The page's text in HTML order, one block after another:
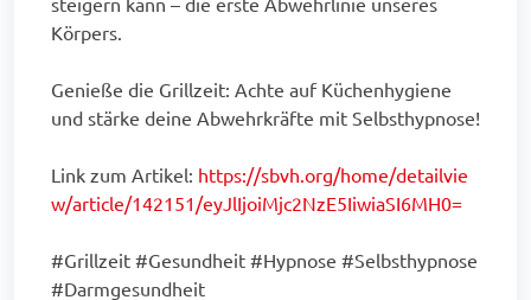
Körpers.
Genieße die Grillzeit: Achte auf Küchenhygiene
und stärke deine Abwehrkräfte mit Selbsthypnose!
Link zum Artikel: https://sbvh.org/home/detailvie
w/article/142151/eyJlIjoiMjc2NzE5IiwiaSI6MH0=
#Grillzeit #Gesundheit #Hypnose #Selbsthypnose
#Darmgesundheit